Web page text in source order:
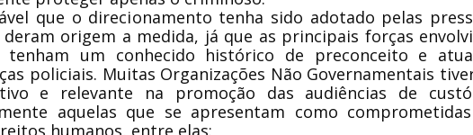
que o direcionamento tenha sido adotado pelas
origem a medida, já que as principais forças
tenham um conhecido histórico de preconceito e
policiais. Muitas Organizações Não Governamentais
e relevante na promoção das audiências de
aquelas que se apresentam como
humanos, entre elas: